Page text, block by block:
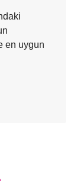
en uygun